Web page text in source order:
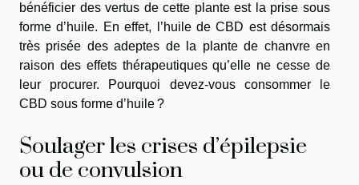
bénéficier des vertus de cette plante est la prise sous
forme d’huile. En effet, l’huile de CBD est désormais
très prisée des adeptes de la plante de chanvre en
raison des effets thérapeutiques qu’elle ne cesse de
leur procurer. Pourquoi devez-vous consommer le
CBD sous forme d’huile ?
Soulager les crises d’épilepsie
ou de convulsion